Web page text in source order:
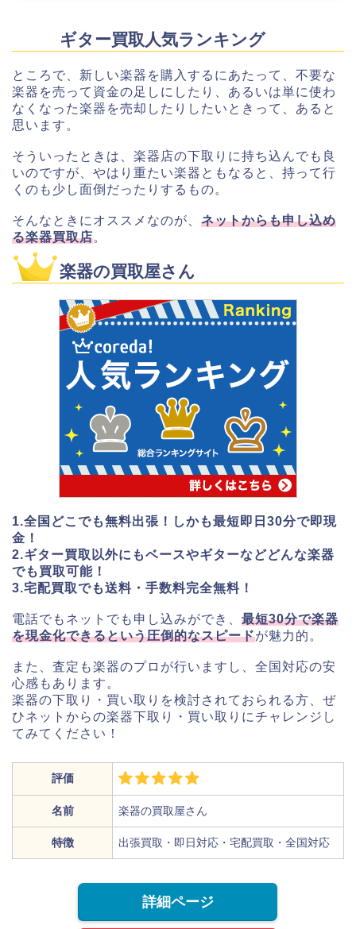
ギター買取人気ランキング
ところで、新しい楽器を購入するにあたって、不要な
楽器を売って資金の足しにしたり、あるいは単に使わ
なくなった楽器を売却したりしたいときって、あると
思います。
そういったときは、楽器店の下取りに持ち込んでも良
いのですが、やはり重たい楽器ともなると、持って行
くのも少し面倒だったりするもの。
そんなときにオススメなのが、 ネットからも申し込め
る楽器買取店。
楽器の買取屋さん
1.全国どこでも無料出張！しかも最短即日30分で即現
金！
2.ギター買取以外にもベースやギターなどどんな楽器
でも買取可能！
3.宅配買取でも送料・手数料完全無料！
電話でもネットでも申し込みができ、 最短30分で楽器
を現金化できるという圧倒的なスピードが魅力的。
また、査定も楽器のプロが行いますし、全国対応の安
心感もあります。
楽器の下取り・買い取りを検討されておられる方、ぜ
ひネットからの楽器下取り・買い取りにチャレンジし
てみてください！
評価
名前 楽器の買取屋さん
特徴 出張買取・即日対応・宅配買取・全国対応
詳細ページ